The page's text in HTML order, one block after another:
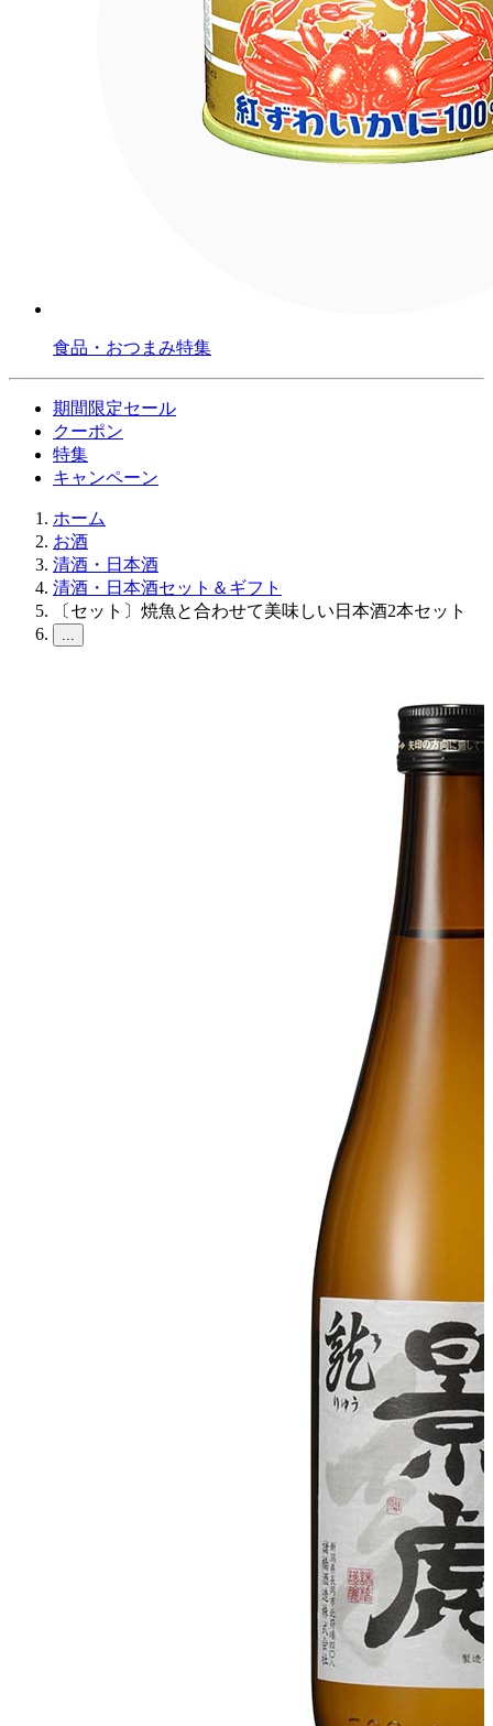
食品・おつまみ特集
期間限定セール
クーポン
特集
キャンペーン
ホーム
お酒
清酒・日本酒
清酒・日本酒セット＆ギフト
〔セット〕焼魚と合わせて美味しい日本酒2本セット
...